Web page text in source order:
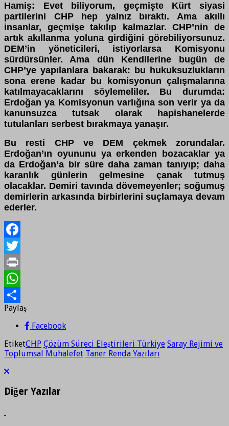
Hamiş: Evet biliyorum, geçmişte Kürt siyasi
partilerini CHP hep yalnız bıraktı. Ama akıllı
insanlar, geçmişe takılıp kalmazlar. CHP’nin de
artık akıllanma yoluna girdiğini görebiliyorsunuz.
DEM’in yöneticileri, istiyorlarsa Komisyonu
sürdürsünler. Ama dün Kendilerine bugün de
CHP’ye yapılanlara bakarak: bu hukuksuzlukların
sona erene kadar bu komisyonun çalışmalarına
katılmayacaklarını söylemeliler. Bu durumda:
Erdoğan ya Komisyonun varlığına son verir ya da
kanunsuzca tutsak olarak hapishanelerde
tutulanları serbest bırakmaya yanaşır.
Bu resti CHP ve DEM çekmek zorundalar.
Erdoğan’ın oyununu ya erkenden bozacaklar ya
da Erdoğan’a bir süre daha zaman tanıyıp; daha
karanlık günlerin gelmesine çanak tutmuş
olacaklar. Demiri tavında dövemeyenler; soğumuş
demirlerin arkasında birbirlerini suçlamaya devam
ederler.
Facebook
Twitter
Print
WhatsApp
Paylaş
Paylaş
Facebook
EtiketCHP Çözüm Süreci Eleştirileri Türkiye Saray Rejimi ve
Toplumsal Muhalefet Taner Renda Yazıları
Diğer Yazılar